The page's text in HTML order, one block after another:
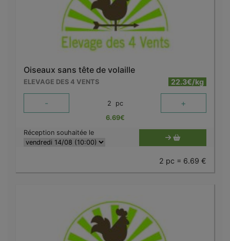
Oiseaux sans tête de volaille
ELEVAGE DES 4 VENTS 22.3€/kg
- 2 pc +
6.69€
Réception souhaitée le
2 pc = 6.69 €